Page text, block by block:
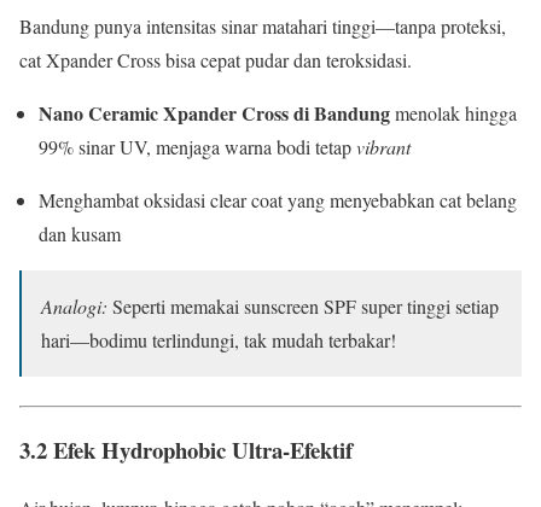
Bandung punya intensitas sinar matahari tinggi—tanpa proteksi,
cat Xpander Cross bisa cepat pudar dan teroksidasi.
Nano Ceramic Xpander Cross di Bandungmenolak hingga
99% sinar UV, menjaga warna bodi tetapvibrant
Menghambat oksidasi clear coat yang menyebabkan cat belang
dan kusam
Analogi: Seperti memakai sunscreen SPF super tinggi setiap
hari—bodimu terlindungi, tak mudah terbakar!
3.2 Efek Hydrophobic Ultra-Efektif